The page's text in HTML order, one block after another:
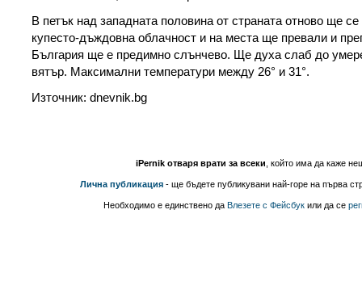
В петък над западната половина от страната отново ще се
купесто-дъждовна облачност и на места ще превали и
България ще е предимно слънчево. Ще духа слаб до
вятър. Максимални температури между 26° и 31°.
Източник: dnevnik.bg
iPernik отваря врати за всеки , който има да каже
Лична публикация - ще бъдете публикувани най-горе на първа
Необходимо е единствено да Влезете с Фейсбукили да се